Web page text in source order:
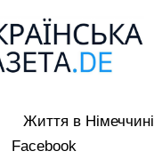
Життя в Німеччині
Facebook